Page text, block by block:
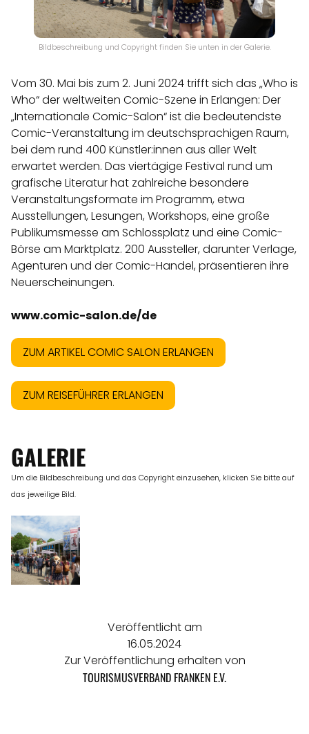
Bildbeschreibung und Copyright finden Sie unten in der Galerie.
Vom 30. Mai bis zum 2. Juni 2024 trifft sich das „Who is
Who“ der weltweiten Comic-Szene in Erlangen: Der
„Internationale Comic-Salon“ ist die bedeutendste
Comic-Veranstaltung im deutschsprachigen Raum,
bei dem rund 400 Künstler:innen aus aller Welt
erwartet werden. Das viertägige Festival rund um
grafische Literatur hat zahlreiche besondere
Veranstaltungsformate im Programm, etwa
Ausstellungen, Lesungen, Workshops, eine große
Publikumsmesse am Schlossplatz und eine Comic-
Börse am Marktplatz. 200 Aussteller, darunter Verlage,
Agenturen und der Comic-Handel, präsentieren ihre
Neuerscheinungen.
www.comic-salon.de/de
ZUM ARTIKEL COMIC SALON ERLANGEN
ZUM REISEFÜHRER ERLANGEN
GALERIE
Um die Bildbeschreibung und das Copyright einzusehen, klicken Sie bitte auf
das jeweilige Bild.
Veröffentlicht am
16.05.2024
Zur Veröffentlichung erhalten von
TOURISMUSVERBAND FRANKEN E.V.